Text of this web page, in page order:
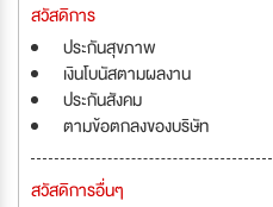
สวัสดิการ
ประกันสุขภาพ
เงินโบนัสตามผลงาน
ประกันสังคม
ตามข้อตกลงของบริษัท
สวัสดิการอื่นๆ